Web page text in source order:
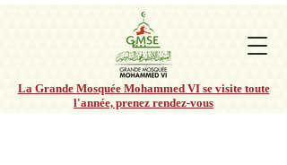
La Grande Mosquée Mohammed VI se visite toute
l'année, prenez rendez-vous